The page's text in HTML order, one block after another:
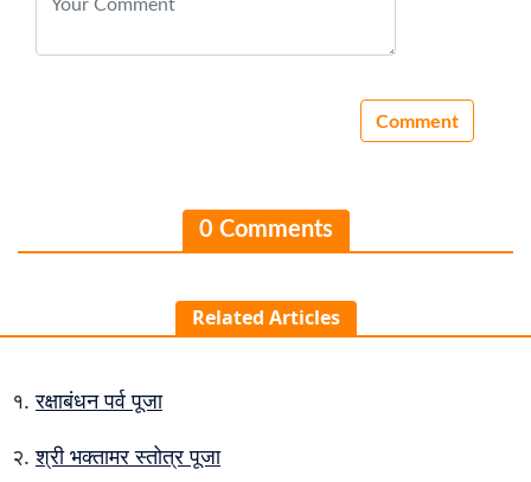
0 Comments
Related Articles
रक्षाबंधन पर्व पूजा
श्री भक्तामर स्तोत्र पूजा